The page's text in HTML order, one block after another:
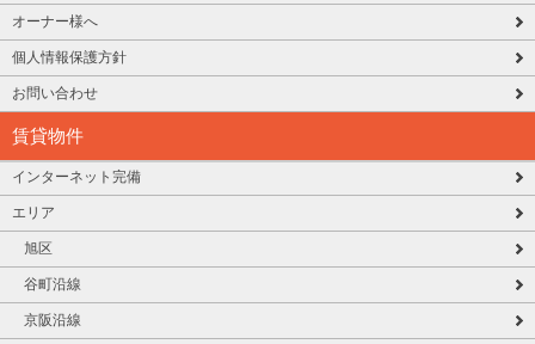
オーナー様へ
個人情報保護方針
お問い合わせ
賃貸物件
インターネット完備
エリア
旭区
谷町沿線
京阪沿線